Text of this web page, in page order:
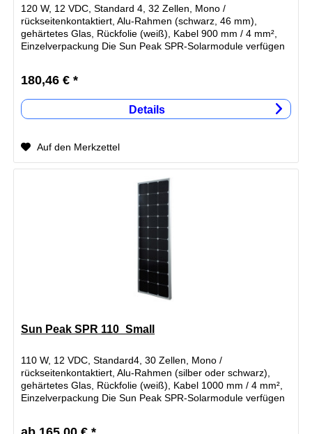
120 W, 12 VDC, Standard 4, 32 Zellen, Mono /
rückseitenkontaktiert, Alu-Rahmen (schwarz, 46 mm),
gehärtetes Glas, Rückfolie (weiß), Kabel 900 mm / 4 mm²,
Einzelverpackung Die Sun Peak SPR-Solarmodule verfügen
180,46 € *
Details
Auf den Merkzettel
Sun Peak SPR 110_Small
110 W, 12 VDC, Standard4, 30 Zellen, Mono /
rückseitenkontaktiert, Alu-Rahmen (silber oder schwarz),
gehärtetes Glas, Rückfolie (weiß), Kabel 1000 mm / 4 mm²,
Einzelverpackung Die Sun Peak SPR-Solarmodule verfügen